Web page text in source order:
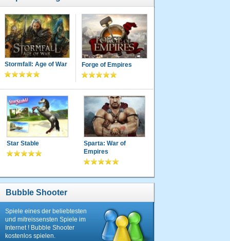
Stormfall: Age of War Forge of Empires
Star Stable
Sparta: War of
Empires
Bubble Shooter
Spiele eines der beliebtesten
und mitreissensten Spiele im
Internet ! Bubble Shooter
kostenlos spielen.